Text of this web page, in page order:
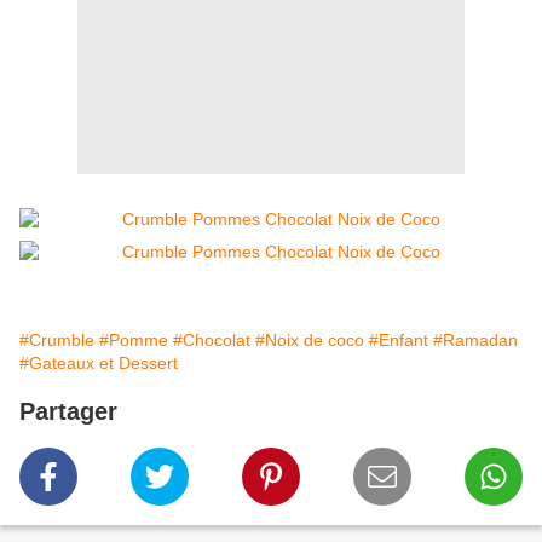
#Crumble #Pomme #Chocolat #Noix de coco #Enfant #Ramadan
#Gateaux et Dessert
Partager